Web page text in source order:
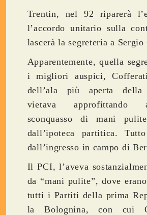
Trentin, nel 92 riparerà
l’accordo unitario sulla
lascerà la segreteria a
Apparentemente, quella
i migliori auspici,
dell’ala più aperta
vietava approfittando
sconquasso di mani
dall’ipoteca partitica.
dall’ingresso in campo di
Il PCI, l’aveva
da “mani pulite”, dove
tutti i Partiti della prima
la Bolognina, con cui